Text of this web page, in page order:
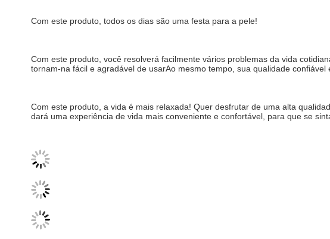
Com este produto, todos os dias são uma festa para a pele!
Com este produto, você resolverá facilmente vários problemas da vida
tornam-na fácil e agradável de usarAo mesmo tempo, sua qualidade
Com este produto, a vida é mais relaxada! Quer desfrutar de uma alta
dará uma experiência de vida mais conveniente e confortável, para que se